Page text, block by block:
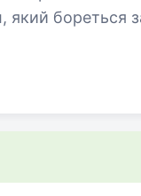
який бореться